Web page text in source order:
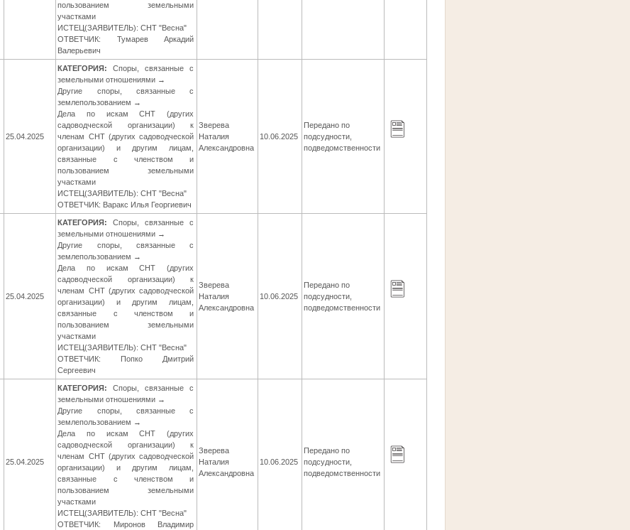
пользованием земельными
участками
ИСТЕЦ(ЗАЯВИТЕЛЬ): СНТ "Весна"
ОТВЕТЧИК: Тумарев Аркадий
Валерьевич
25.04.2025
КАТЕГОРИЯ: Споры, связанные с
земельными отношениями →
Другие споры, связанные с
землепользованием →
Дела по искам СНТ (других
садоводческой организации) к
членам СНТ (других садоводческой
организации) и другим лицам,
связанные с членством и
пользованием земельными
участками
ИСТЕЦ(ЗАЯВИТЕЛЬ): СНТ "Весна"
ОТВЕТЧИК: Варакс Илья Георгиевич
Зверева
Наталия
Александровна
10.06.2025
Передано по
подсудности,
подведомственности
25.04.2025
КАТЕГОРИЯ: Споры, связанные с
земельными отношениями →
Другие споры, связанные с
землепользованием →
Дела по искам СНТ (других
садоводческой организации) к
членам СНТ (других садоводческой
организации) и другим лицам,
связанные с членством и
пользованием земельными
участками
ИСТЕЦ(ЗАЯВИТЕЛЬ): СНТ "Весна"
ОТВЕТЧИК: Попко Дмитрий
Сергеевич
Зверева
Наталия
Александровна
10.06.2025
Передано по
подсудности,
подведомственности
25.04.2025
КАТЕГОРИЯ: Споры, связанные с
земельными отношениями →
Другие споры, связанные с
землепользованием →
Дела по искам СНТ (других
садоводческой организации) к
членам СНТ (других садоводческой
организации) и другим лицам,
связанные с членством и
пользованием земельными
участками
ИСТЕЦ(ЗАЯВИТЕЛЬ): СНТ "Весна"
ОТВЕТЧИК: Миронов Владимир
Зверева
Наталия
Александровна
10.06.2025
Передано по
подсудности,
подведомственности